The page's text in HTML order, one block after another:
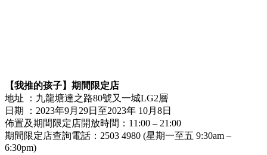
【我推的孩子】期間限定店
地址 ：九龍塘達之路80號又一城LG2層
日期 ：2023年9月29日至2023年 10月8日
佈置及期間限定店開放時間：11:00 – 21:00
期間限定店查詢電話：2503 4980 (星期一至五 9:30am –
6:30pm)